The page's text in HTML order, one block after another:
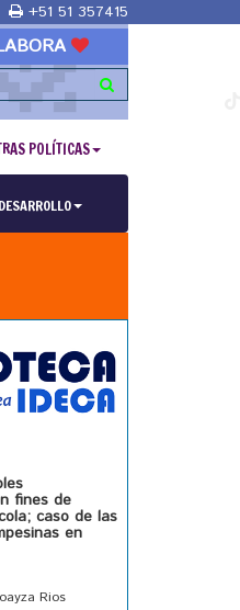
+51 51 357415
POLÍTICAS
fines de
caso de las
en
Rios